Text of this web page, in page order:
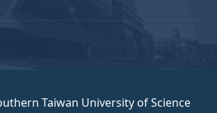
Taiwan University of Science